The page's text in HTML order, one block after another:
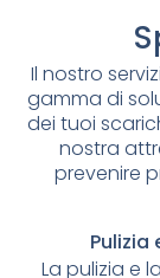
Il nostro
gamma di
dei tuoi
nostra
prevenire
Pulizia
La pulizia e